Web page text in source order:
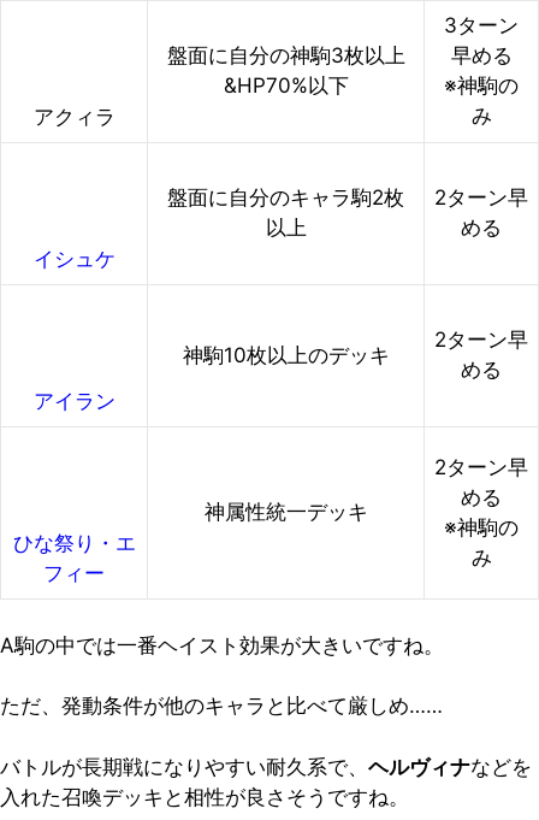
アクィラ
盤面に自分の神駒3枚以上
&HP70%以下
3ターン
早める
※神駒の
み
イシュケ
盤面に自分のキャラ駒2枚
以上
2ターン早
める
アイラン
神駒10枚以上のデッキ
2ターン早
める
ひな祭り・エ
フィー
神属性統一デッキ
2ターン早
める
※神駒の
み
A駒の中では一番ヘイスト効果が大きいですね。
ただ、発動条件が他のキャラと比べて厳しめ……
バトルが長期戦になりやすい耐久系で、 ヘルヴィナなどを
入れた召喚デッキと相性が良さそうですね。